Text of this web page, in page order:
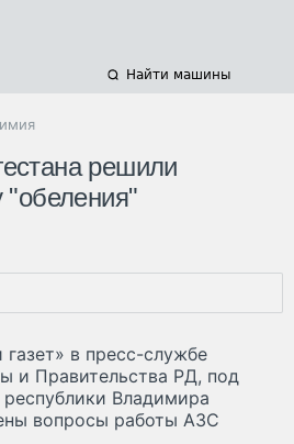
Найти машины
решили
"обеления"
в пресс-службе
и Правительства РД, под
Владимира
вопросы работы АЗС